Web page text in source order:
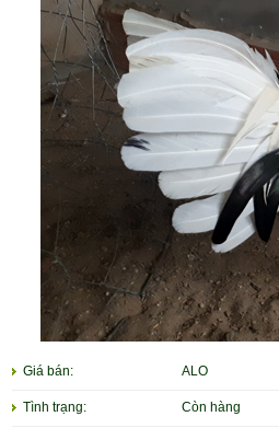
Giá bán: ALO
Tình trạng: Còn hàng